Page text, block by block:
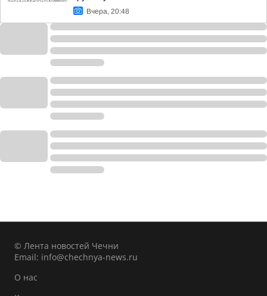
Вчера, 20:48
© Лента новостей Чечни
Email: info@chechnya-news.ru
О нас